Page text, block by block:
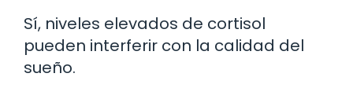
Sí, niveles elevados de cortisol
pueden interferir con la calidad del
sueño.